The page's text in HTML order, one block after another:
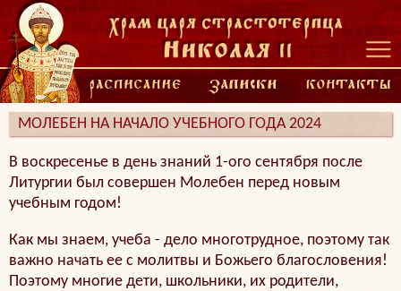
МОЛЕБЕН НА НАЧАЛО УЧЕБНОГО ГОДА 2024
В воскресенье в день знаний 1-ого сентября после
Литургии был совершен Молебен перед новым
учебным годом!
Как мы знаем, учеба - дело многотрудное, поэтому так
важно начать ее с молитвы и Божьего благословения!
Поэтому многие дети, школьники, их родители,